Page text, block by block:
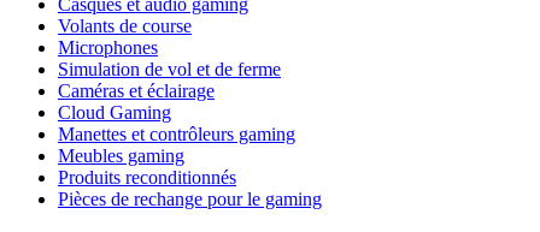
Casques et audio gaming
Volants de course
Microphones
Simulation de vol et de ferme
Caméras et éclairage
Cloud Gaming
Manettes et contrôleurs gaming
Meubles gaming
Produits reconditionnés
Pièces de rechange pour le gaming